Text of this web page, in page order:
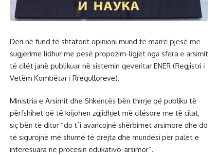
Deri në fund të shtatorit opinioni mund të marrë pjesë me
sugjerime lidhur me pesë propozim-ligjet nga sfera e arsimit
të cilët janë publikuar në sistemin qeveritar ENER (Regjistri i
Vetëm Kombëtar i Rregulloreve).
Ministria e Arsimit dhe Shkencës bën thirrje që publiku të
përfshihet që të krijohen zgjidhjet më cilësore me të cilat,
siç bën të ditur “do t`i avancojnë shërbimet arsimore dhe do
të sigurojnë më shumë të drejta dhe mundësi për palët e
interesuara në procesin edukativo-arsimor”.